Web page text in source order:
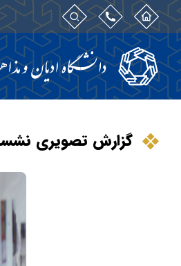
گزارش تصویری